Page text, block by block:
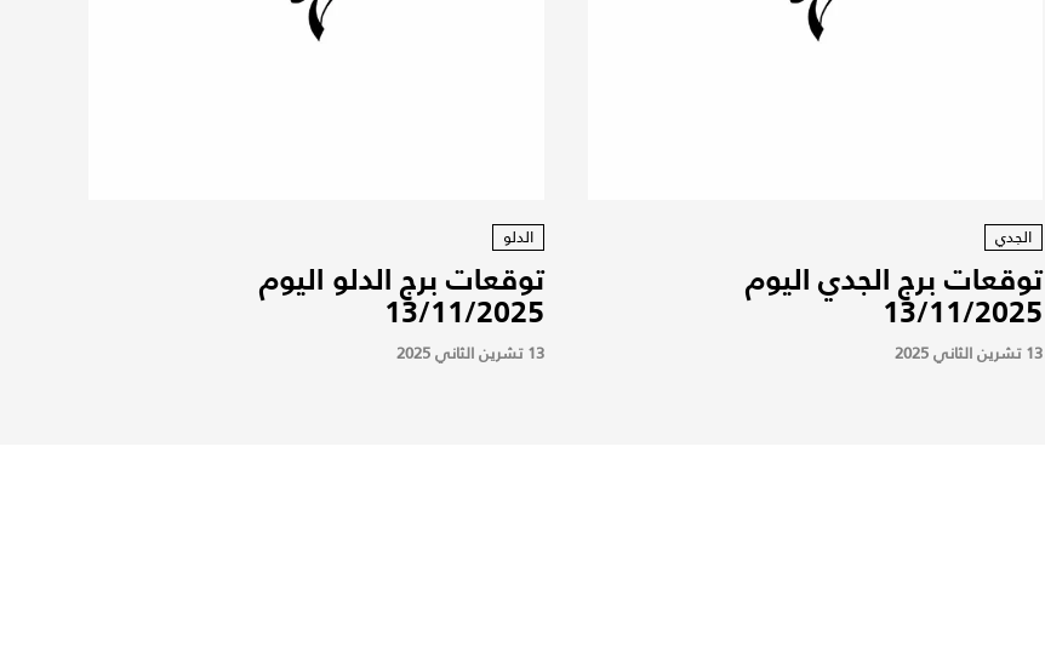
الجدي
توقعات برج الجدي اليوم
13/11/2025
13 تشرين الثاني 2025
الدلو
توقعات برج الدلو اليوم
13/11/2025
13 تشرين الثاني 2025